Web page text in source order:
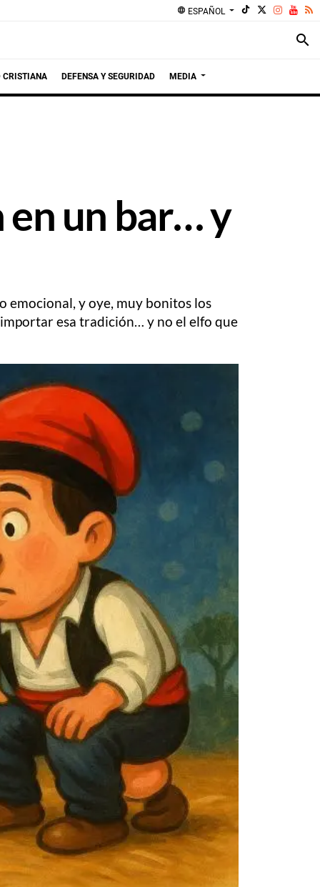
language ESPAÑOL
search
CRISTIANA DEFENSA Y SEGURIDAD MEDIA
en un bar… y
emocional, y oye, muy bonitos los
esa tradición… y no el elfo que